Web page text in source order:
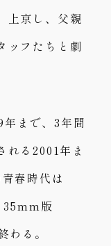
上京し、父親
ッフたちと劇
まで、3年間
れる2001年ま
春時代は
版
わる。